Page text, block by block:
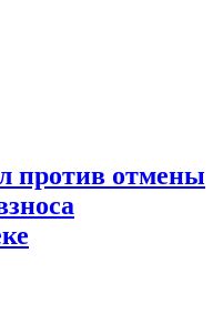
против отмены